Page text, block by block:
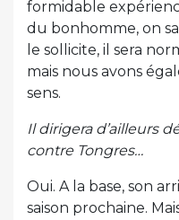
formidable
du bonhomme, on
le sollicite, il sera
mais nous avons
sens.
Il dirigera d’ailleurs
contre Tongres…
Oui. A la base, son
saison prochaine.